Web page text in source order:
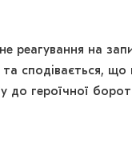
реагування на
сподівається, що
до героїчної